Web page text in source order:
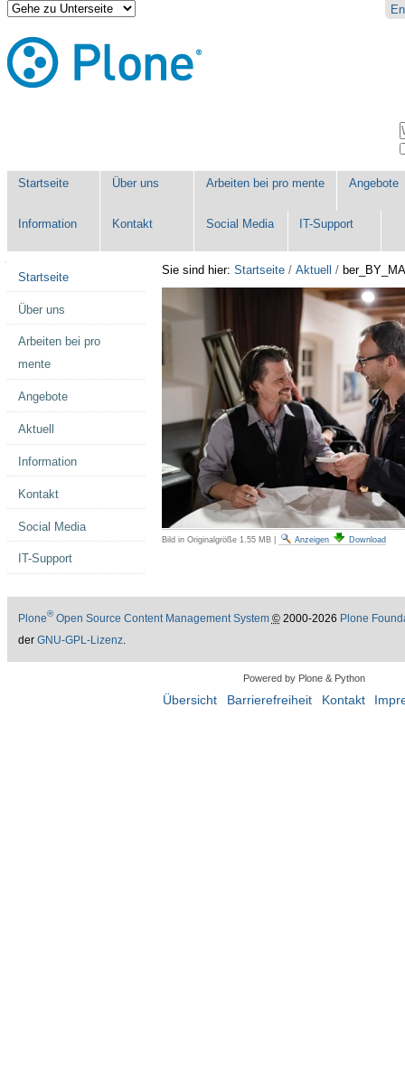
Direkt
zum
Inhalt
|
Direkt
zur
Benutzerspezifische
Werkzeuge
Startseite Über uns Arbeiten bei pro mente Angebote
Information Kontakt Social Media IT-Support
Sie sind hier: Startseite / Aktuell /
Bild in Originalgröße 1.55 MB| Anzeigen Download
Startseite
Über uns
Arbeiten bei pro
mente
Angebote
Aktuell
Information
Kontakt
Social Media
IT-Support
Plone®Open Source Content Management System ©2000-2026 Plone
der GNU-GPL-Lizenz.
Powered by Plone & Python
Übersicht Barrierefreiheit Kontakt